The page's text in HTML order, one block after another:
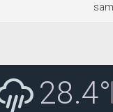
28.4°